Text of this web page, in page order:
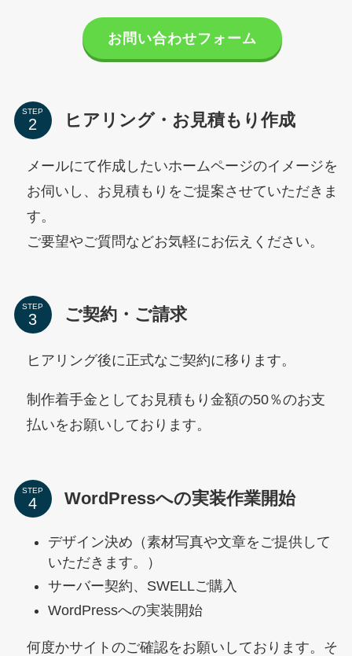
お問い合わせフォーム
STEP ヒアリング・お見積もり作成
メールにて作成したいホームページのイメージを
お伺いし、お見積もりをご提案させていただきま
す。
ご要望やご質問などお気軽にお伝えください。
STEP ご契約・ご請求
ヒアリング後に正式なご契約に移ります。
制作着手金としてお見積もり金額の50％のお支
払いをお願いしております。
STEP WordPressへの実装作業開始
デザイン決め（素材写真や文章をご提供して
いただきます。）
サーバー契約、SWELLご購入
WordPressへの実装開始
何度かサイトのご確認をお願いしております。そ